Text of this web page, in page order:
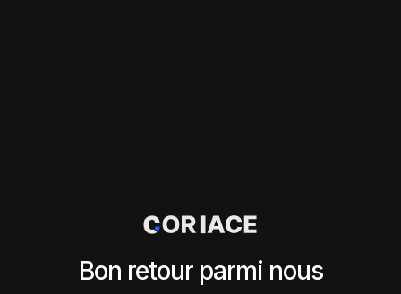
Bon retour parmi nous